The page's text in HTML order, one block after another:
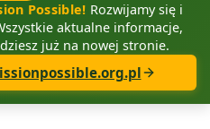
Possible! Rozwijamy się i
aktualne informacje,
już na nowej stronie.